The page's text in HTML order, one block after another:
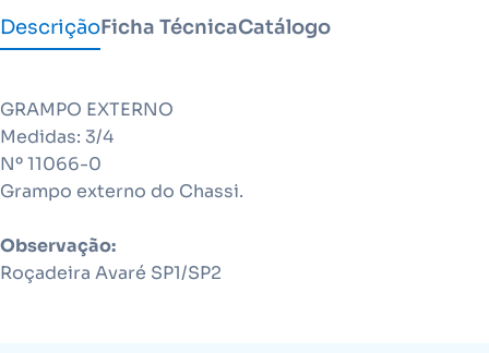
DescriçãoFicha TécnicaCatálogo
GRAMPO EXTERNO
Medidas: 3/4
Nº 11066-0
Grampo externo do Chassi.
Observação:
Roçadeira Avaré SP1/SP2